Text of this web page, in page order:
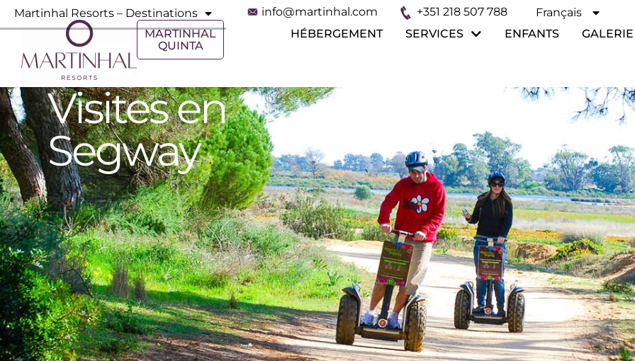
Martinhal Resorts – Destinations info@martinhal.com +351 218 507 788 Français
Español
MARTINHAL
QUINTA
HÉBERGEMENT SERVICES ENFANTS GALERIE
Visites en
Segway